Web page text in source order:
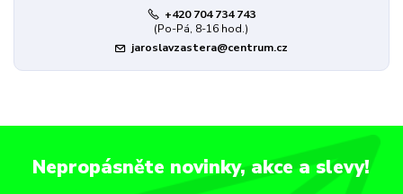
+420 704 734 743
(Po-Pá, 8-16 hod.)
jaroslavzastera@centrum.cz
Nepropásněte novinky, akce a slevy!